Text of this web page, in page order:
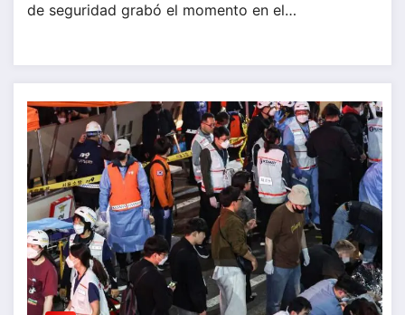
de seguridad grabó el momento en el…